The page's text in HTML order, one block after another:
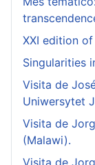
XXI edition
Singularities
Visita de
Uniwersytet
Visita de
(Malawi).